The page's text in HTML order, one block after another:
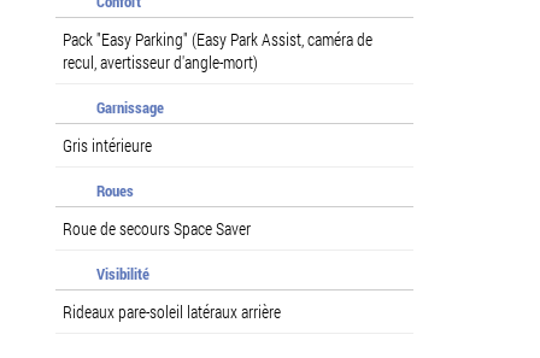
Pack "Easy Parking" (Easy Park Assist, caméra de
recul, avertisseur d'angle-mort)
Garnissage
Gris intérieure
Roues
Roue de secours Space Saver
Visibilité
Rideaux pare-soleil latéraux arrière